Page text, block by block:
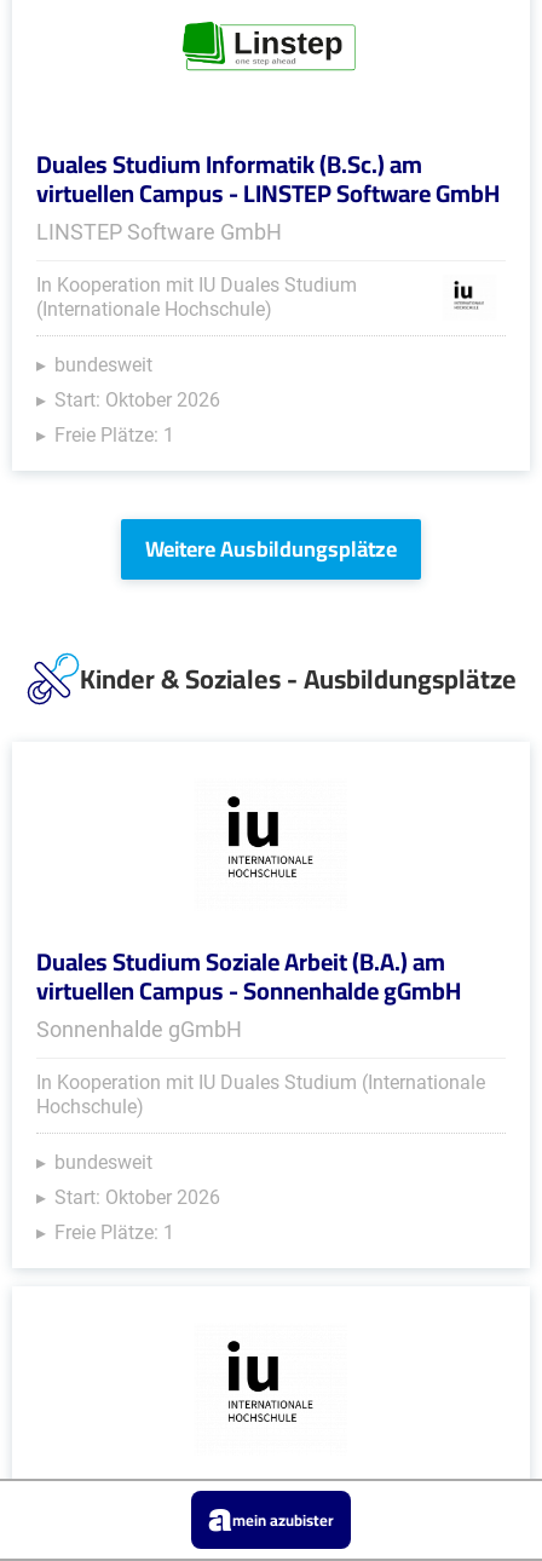
Duales Studium Informatik (B.Sc.) am
virtuellen Campus - LINSTEP Software GmbH
LINSTEP Software GmbH
In Kooperation mit IU Duales Studium
(Internationale Hochschule)
bundesweit
Start: Oktober 2026
Freie Plätze: 1
Weitere Ausbildungsplätze
Kinder & Soziales - Ausbildungsplätze
Duales Studium Soziale Arbeit (B.A.) am
virtuellen Campus - Sonnenhalde gGmbH
Sonnenhalde gGmbH
In Kooperation mit IU Duales Studium (Internationale
Hochschule)
bundesweit
Start: Oktober 2026
Freie Plätze: 1
Duales Studium Soziale Arbeit (B.A.) am
virtuellen Campus - Evangelisches
mein azubister